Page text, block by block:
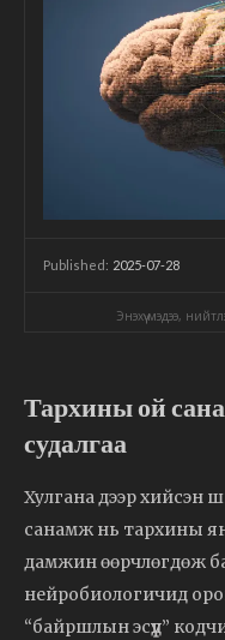
Published: 2025-07-28
Энэхүү мэдээ,
Тархины ой
судалгаа
Хулгана дээр хийсэн
санамж нь тархины
дамжин өөрчлөгдөж
нейробиологичид
“байршлын эсүүд”